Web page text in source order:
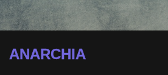
ANARCHIA